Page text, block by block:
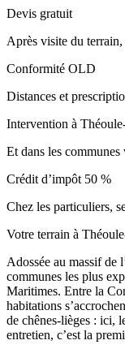
Devis gratuit
Après visite du terrain,
Conformité OLD
Distances et
Intervention à
Et dans les communes
Crédit d’impôt 50 %
Chez les particuliers,
Votre terrain à
Adossée au massif de
communes les plus
Maritimes. Entre la
habitations
de chênes-lièges : ici,
entretien, c’est la